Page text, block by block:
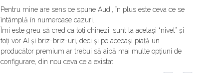
Pentru mine are sens ce spune Audi, în plus este ceva ce se
întâmplă în numeroase cazuri.
Îmi este greu să cred ca toți chinezii sunt la același “nivel” și
toți vor AI și briz-briz-uri, deci și pe aceeași piață un
producător premium ar trebui să aibă mai multe opțiuni de
configurare, din nou ceva ce a existat.